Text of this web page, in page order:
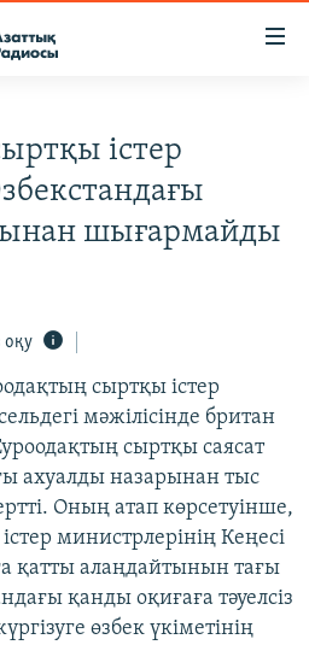
істер
шығармайды
оқу
сыртқы істер
мәжілісінде британ
сыртқы саясат
ахуалды назарынан тыс
Оның атап көрсетуінше,
министрлерінің Кеңесі
қатты алаңдайтынын тағы
қанды оқиғаға тәуелсіз
өзбек үкіметінің